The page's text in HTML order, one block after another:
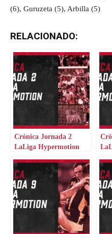
(6), Guruzeta (5), Arbilla (5)
RELACIONADO:
Crónica Jornada 2
LaLiga Hypermotion